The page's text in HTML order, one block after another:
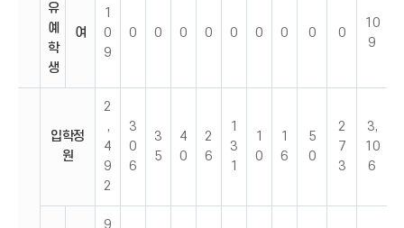
유
예
학
생
여
1
0
9
0 0 0 0 0 0 0 0 0
10
9
입학정
원
2
,
4
9
2
3
0
6
3
5
4
0
2
6
1
3
1
1
0
1
6
5
0
2
7
3
3,
10
6
9